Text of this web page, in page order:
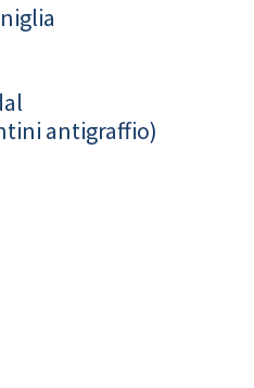
antigraffio)